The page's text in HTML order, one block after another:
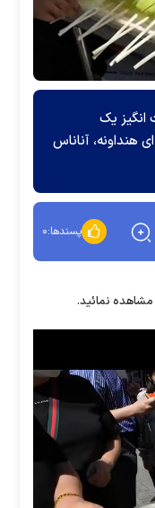
انگیز یک
هنداونه، آناناس
پسندها:۰
مشاهده نمائید.